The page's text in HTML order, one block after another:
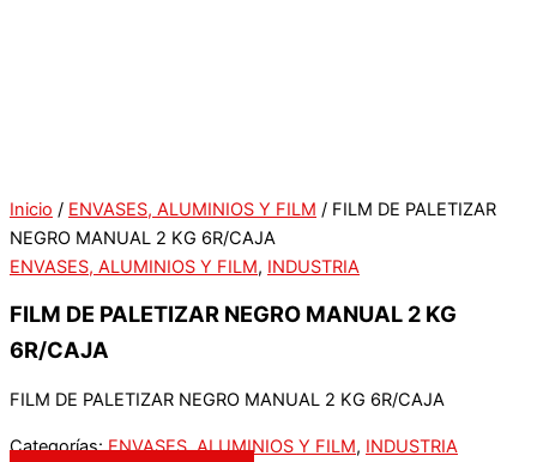
Inicio / ENVASES, ALUMINIOS Y FILM / FILM DE PALETIZAR
NEGRO MANUAL 2 KG 6R/CAJA
ENVASES, ALUMINIOS Y FILM, INDUSTRIA
FILM DE PALETIZAR NEGRO MANUAL 2 KG
6R/CAJA
FILM DE PALETIZAR NEGRO MANUAL 2 KG 6R/CAJA
Categorías:ENVASES, ALUMINIOS Y FILM, INDUSTRIA